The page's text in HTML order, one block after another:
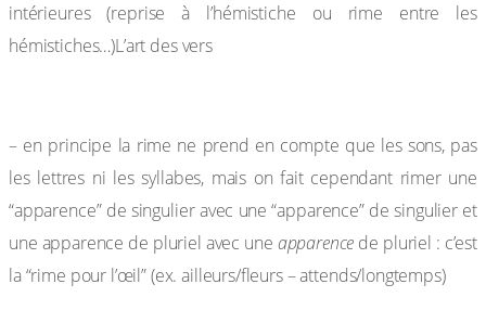
intérieures (reprise à l’hémistiche ou rime entre les
hémistiches…)L’art des vers
– en principe la rime ne prend en compte que les sons, pas
les lettres ni les syllabes, mais on fait cependant rimer une
“apparence” de singulier avec une “apparence” de singulier et
une apparence de pluriel avec une apparence de pluriel : c’est
la “rime pour l’œil” (ex. ailleurs/fleurs – attends/longtemps)